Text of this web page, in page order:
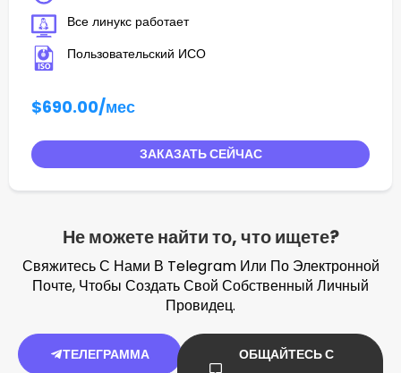
Все линукс работает
Пользовательский ИСО
$690.00/мес
ЗАКАЗАТЬ СЕЙЧАС
Не можете найти то, что ищете?
Свяжитесь С Нами В Telegram Или По Электронной
Почте, Чтобы Создать Свой Собственный Личный
Провидец.
ТЕЛЕГРАММА
ОБЩАЙТЕСЬ С